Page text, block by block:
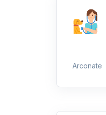
Arconate